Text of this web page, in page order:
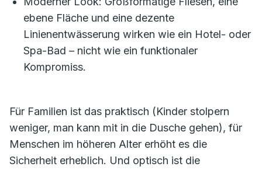
ebene Fläche und eine dezente
Linienentwässerung wirken wie ein Hotel- oder
Spa-Bad – nicht wie ein funktionaler
Kompromiss.
Für Familien ist das praktisch (Kinder stolpern
weniger, man kann mit in die Dusche gehen), für
Menschen im höheren Alter erhöht es die
Sicherheit erheblich. Und optisch ist die